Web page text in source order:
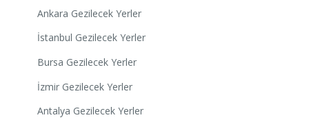
Ankara Gezilecek Yerler
İstanbul Gezilecek Yerler
Bursa Gezilecek Yerler
İzmir Gezilecek Yerler
Antalya Gezilecek Yerler